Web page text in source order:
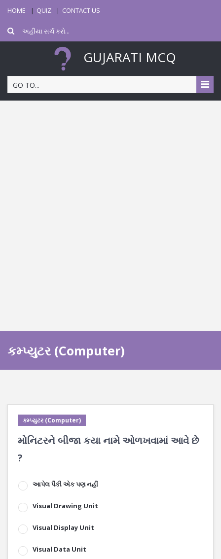
HOME QUIZ CONTACT US
GUJARATI MCQ
GO TO...
કમ્પ્યુટર (Computer)
કમ્પ્યુટર (Computer)
મોનિટરને બીજા કયા નામે ઓળખવામાં આવે છે
?
આપેલ પૈકી એક પણ નહીં
Visual Drawing Unit
Visual Display Unit
Visual Data Unit